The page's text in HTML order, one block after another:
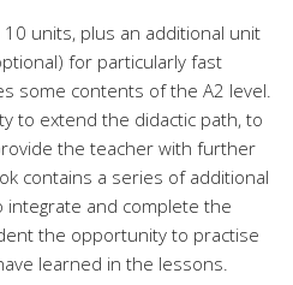
units, plus an additional unit
for particularly fast
some contents of the A2 level.
to extend the didactic path, to
the teacher with further
contains a series of additional
and complete the
the opportunity to practise
learned in the lessons.